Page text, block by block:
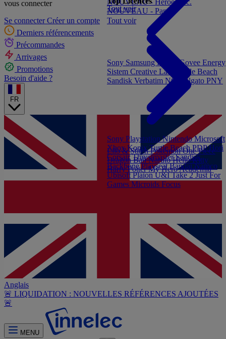
vous connecter
Se connecter Créer un compte
Derniers référencements
Précommandes
Arrivages
Promotions
Besoin d'aide ?
FR
Anglais
🚨 LIQUIDATION : NOUVELLES RÉFÉRENCES AJOUTÉES
🚨
MENU
NOUVEAU - Heroes Inc.
NOUVEAU - Panini
Tout voir
Sony PlaystationNintendoMicrosoft
XboxKonixTurtle BeachPDPHori
CorsairThrustmasterSandisk
BackbonePlayseatBandai Namco
UbisoftPlaionU&ITake 2Just For
Games Microids Focus
Tout voir
Lilo & StitchPokémonOne Piece
Dragon BallNarutoHello Kitty
Harry PotterMy Hero Academia
Sony SamsungKonix Govee Energy
Sistem Creative Labs
Turtle Beach
Sandisk Verbatim NGS Elgato PNY